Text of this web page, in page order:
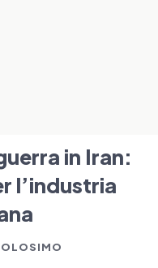
in Iran:
l’industria